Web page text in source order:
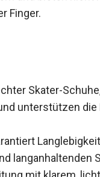
Finger.
Skater-
unterstützen die
mit klarem,